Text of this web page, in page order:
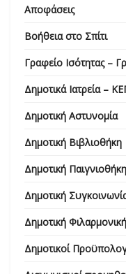
Αποφάσεις
Βοήθεια στο Σπίτι
Γραφείο Ισότητας –
Δημοτικά Ιατρεία –
Δημοτική Αστυνομία
Δημοτική Βιβλιοθήκη
Δημοτική Παιγνιοθήκη
Δημοτική
Δημοτική Φιλαρμονική
Δημοτικοί